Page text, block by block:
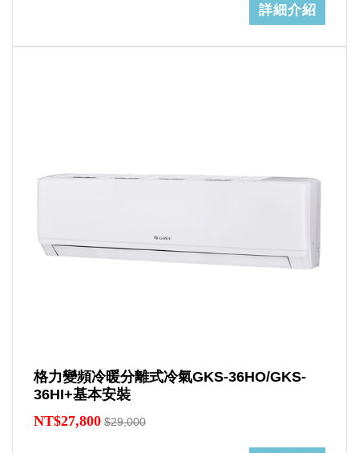
詳細介紹
格力變頻冷暖分離式冷氣GKS-36HO/GKS-
36HI+基本安裝
NT$27,800 $29,000